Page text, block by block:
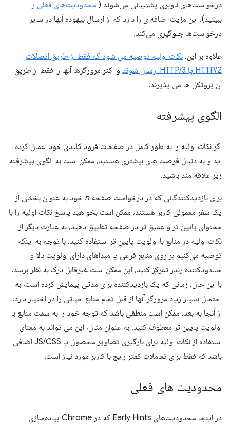
درخواست‌های ناوبری پشتیبانی می‌شوند ( محدودیت‌های فعلی را
ببینید)، این مزیت اضافه‌ای را دارد که از ارسال بیهوده آنها در سایر
درخواست‌ها جلوگیری می‌کند.
علاوه بر این، نکات اولیه توصیه می شود که فقط از طریق اتصالات
HTTP/2 یا HTTP/3 ارسال شوند
و اکثر مرورگرها آنها را فقط از طریق
آن پروتکل ها می پذیرند.
الگوی پیشرفته
اگر نکات اولیه را به طور کامل در صفحات فرود کلیدی خود اعمال کرده
اید و به دنبال فرصت های بیشتری هستید، ممکن است به الگوی پیشرفته
زیر علاقه مند باشید.
برای بازدیدکنندگانی که در درخواست صفحهn خود به عنوان بخشی از
یک سفر معمولی کاربر هستند، ممکن است بخواهید پاسخ نکات اولیه را با
محتوای پایین تر و عمیق تر در صفحه تطبیق دهید، به عبارت دیگر از
نکات اولیه در منابع با اولویت پایین تر استفاده کنید. با توجه به اینکه
توصیه می‌کنیم بر روی منابع فرعی یا مبداهای دارای اولویت بالا و
مسدودکننده رندر تمرکز کنید، این ممکن است غیرقابل درک به نظر برسد.
با این حال، زمانی که یک بازدیدکننده برای مدتی پیمایش کرده است، به
احتمال بسیار زیاد مرورگر آنها از قبل تمام منابع حیاتی را در اختیار دارد.
از آنجا به بعد، ممکن است منطقی باشد که توجه خود را به سمت منابع با
اولویت پایین تر معطوف کنید. به عنوان مثال، این می تواند به معنای
استفاده از نکات اولیه برای بارگیری تصاویر محصول یا JS/CSS اضافی
باشد که فقط برای تعاملات کمتر رایج با کاربر مورد نیاز است.
محدودیت های فعلی
در اینجا محدودیت‌های Early Hints که در Chrome پیاده‌سازی